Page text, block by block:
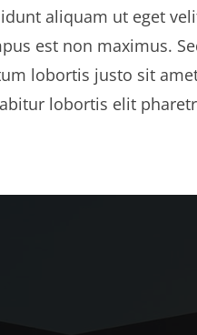
aliquam ut eget
est non maximus.
lobortis justo sit
lobortis elit